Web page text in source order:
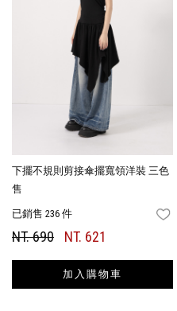
下擺不規則剪接傘擺寬領洋裝 三色
售
已銷售 236 件
NT. 690 NT. 621
加入購物車